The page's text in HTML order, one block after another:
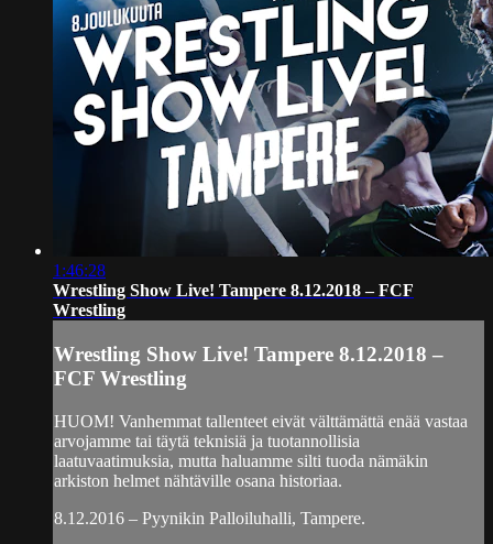
1:46:28
Wrestling Show Live! Tampere 8.12.2018 – FCF
Wrestling
Wrestling Show Live! Tampere 8.12.2018 –
FCF Wrestling
HUOM! Vanhemmat tallenteet eivät välttämättä enää vastaa
arvojamme tai täytä teknisiä ja tuotannollisia
laatuvaatimuksia, mutta haluamme silti tuoda nämäkin
arkiston helmet nähtäville osana historiaa.
8.12.2016 – Pyynikin Palloiluhalli, Tampere.